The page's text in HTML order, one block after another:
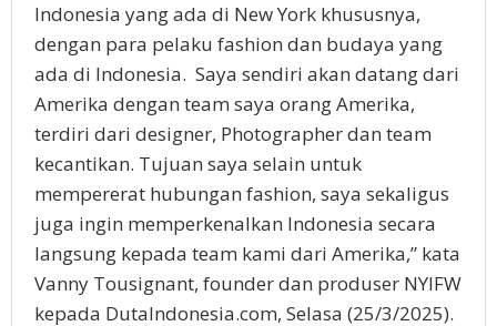
Indonesia yang ada di New York khususnya,
dengan para pelaku fashion dan budaya yang
ada di Indonesia. Saya sendiri akan datang dari
Amerika dengan team saya orang Amerika,
terdiri dari designer, Photographer dan team
kecantikan. Tujuan saya selain untuk
mempererat hubungan fashion, saya sekaligus
juga ingin memperkenalkan Indonesia secara
langsung kepada team kami dari Amerika,” kata
Vanny Tousignant, founder dan produser NYIFW
kepada DutaIndonesia.com, Selasa (25/3/2025).